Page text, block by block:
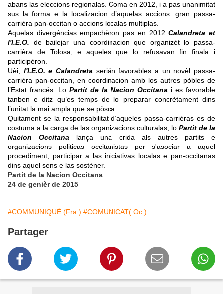
abans las eleccions regionalas. Coma en 2012, i a pas unanimitat
sus la forma e la localizacion d’aquelas accions: gran passa-
carrièra pan-occitan o accions localas multiplas.
Aquelas divergéncias empachèron pas en 2012Calandreta et
l'I.E.O. de bailejar una coordinacion que organizèt lo passa-
carrièra de Tolosa, e aqueles que lo refusavan fin finala i
participèron.
Uèi, l'I.E.O. e Calandreta serián favorables a un novèl passa-
carrièra pan-occitan, en coordinacion amb los autres pòbles de
l’Estat francés. Lo Partit de la Nacion Occitana i es favorable
tanben e ditz qu’es temps de lo preparar concrètament dins
l’unitat la mai ampla que se pòsca.
Quitament se la responsabilitat d’aqueles passa-carrièras es de
costuma a la carga de las organizacions culturalas, lo Partit de la
Nacion Occitana lança una crida als autres partits e
organizacions politicas occitanistas per s'asociar a aquel
procediment, participar a las iniciativas localas e pan-occitanas
dins aquel sens e las sosténer.
Partit de la Nacion Occitana
24 de genièr de 2015
#COMMUNIQUÉ (Fra ) #COMUNICAT( Oc )
Partager